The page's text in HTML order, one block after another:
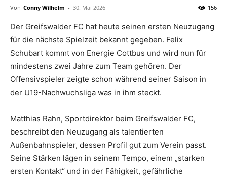
Von Conny Wilhelm - 30. Mai 2026 156
Der Greifswalder FC hat heute seinen ersten Neuzugang
für die nächste Spielzeit bekannt gegeben. Felix
Schubart kommt von Energie Cottbus und wird nun für
mindestens zwei Jahre zum Team gehören. Der
Offensivspieler zeigte schon während seiner Saison in
der U19-Nachwuchsliga was in ihm steckt.
Matthias Rahn, Sportdirektor beim Greifswalder FC,
beschreibt den Neuzugang als talentierten
Außenbahnspieler, dessen Profil gut zum Verein passt.
Seine Stärken lägen in seinem Tempo, einem „starken
ersten Kontakt“ und in der Fähigkeit, gefährliche